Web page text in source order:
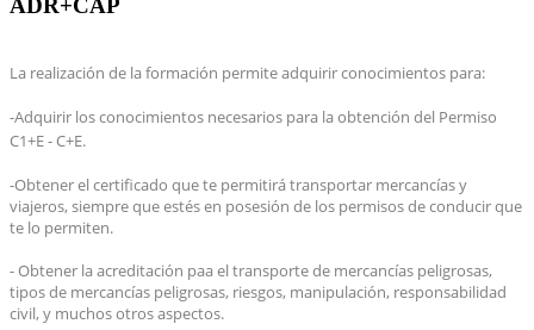
ADR+CAP
La realización de la formación permite adquirir conocimientos para:
-Adquirir los conocimientos necesarios para la obtención del Permiso
C1+E - C+E.
-Obtener el certificado que te permitirá transportar mercancías y
viajeros, siempre que estés en posesión de los permisos de conducir que
te lo permiten.
- Obtener la acreditación paa el transporte de mercancías peligrosas,
tipos de mercancías peligrosas, riesgos, manipulación, responsabilidad
civil, y muchos otros aspectos.